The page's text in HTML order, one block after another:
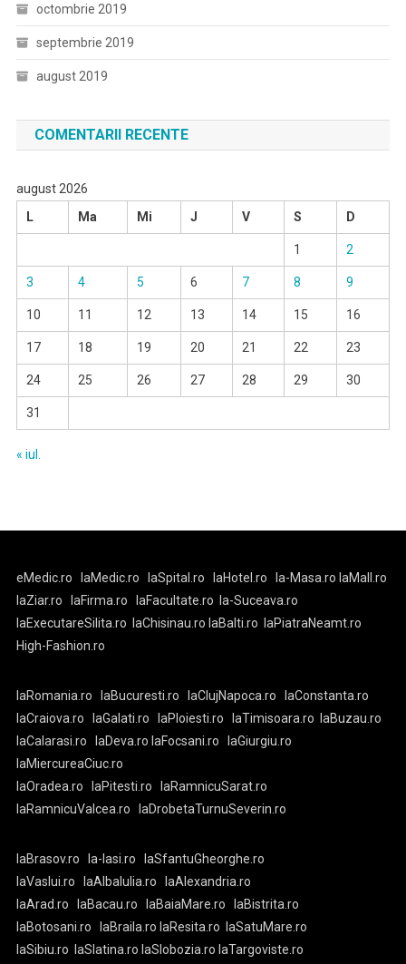
octombrie 2019
septembrie 2019
august 2019
COMENTARII RECENTE
august 2026
L
Ma Mi J V S D
1 2
3 4 5 6 7 8 9
10 11 12 13 14 15 16
17 18 19 20 21 22 23
24 25 26 27 28 29 30
31
« iul.
eMedic.ro laMedic.ro laSpital.ro laHotel.ro la-Masa.ro laMall.ro
laZiar.ro
laFirma.ro laFacultate.ro
la-Suceava.ro
laExecutareSilita.ro
laChisinau.ro laBalti.ro
laPiatraNeamt.ro
High-Fashion.ro
laRomania.ro laBucuresti.ro laClujNapoca.ro
laConstanta.ro
laCraiova.ro
laGalati.ro laPloiesti.ro laTimisoara.ro
laBuzau.ro
laCalarasi.ro
laDeva.ro laFocsani.ro
laGiurgiu.ro
laMiercureaCiuc.ro
laOradea.ro
laPitesti.ro
laRamnicuSarat.ro
laRamnicuValcea.ro
laDrobetaTurnuSeverin.ro
laBrasov.ro la-Iasi.ro
laSfantuGheorghe.ro
laVaslui.ro
laAlbaIulia.ro
laAlexandria.ro
laArad.ro
laBacau.ro laBaiaMare.ro
laBistrita.ro
laBotosani.ro
laBraila.ro laResita.ro
laSatuMare.ro
laSibiu.ro
laSlatina.ro laSlobozia.ro laTargoviste.ro